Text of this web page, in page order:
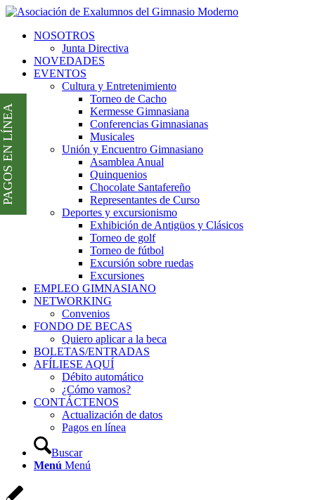
NOSOTROS
Junta Directiva
NOVEDADES
EVENTOS
Cultura y Entretenimiento
Torneo de Cacho
Kermesse Gimnasiana
Conferencias Gimnasianas
Musicales
Unión y Encuentro Gimnasiano
Asamblea Anual
Quinquenios
Chocolate Santafereño
Representantes de Curso
Deportes y excursionismo
Exhibición de Antigüos y Clásicos
Torneo de golf
Torneo de fútbol
Excursión sobre ruedas
Excursiones
EMPLEO GIMNASIANO
NETWORKING
Convenios
FONDO DE BECAS
Quiero aplicar a la beca
BOLETAS/ENTRADAS
AFÍLIESE AQUÍ
Débito automático
¿Cómo vamos?
CONTÁCTENOS
Actualización de datos
Pagos en línea
Buscar
Menú Menú
PAGOS EN LÍNEA